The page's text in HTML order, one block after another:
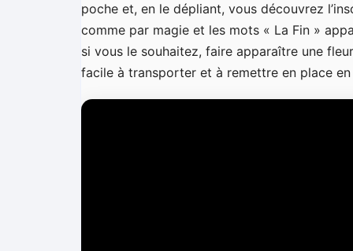
poche et, en le dépliant, vous découvrez
comme par magie et les mots « La Fin »
si vous le souhaitez, faire apparaître une
facile à transporter et à remettre en place en